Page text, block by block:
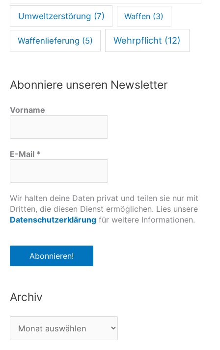
Umweltzerstörung (7) Waffen (3)
Waffenlieferung (5) Wehrpflicht (12)
Abonniere unseren Newsletter
Vorname
E-Mail *
Wir halten deine Daten privat und teilen sie nur mit
Dritten, die diesen Dienst ermöglichen. Lies unsere
Datenschutzerklärung für weitere Informationen.
Archiv
r